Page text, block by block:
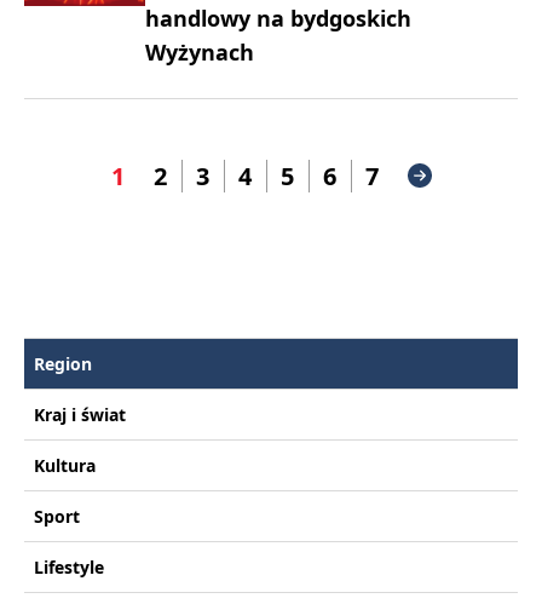
handlowy na bydgoskich
Wyżynach
1 2 3 4 5 6 7
Region
Kraj i świat
Kultura
Sport
Lifestyle